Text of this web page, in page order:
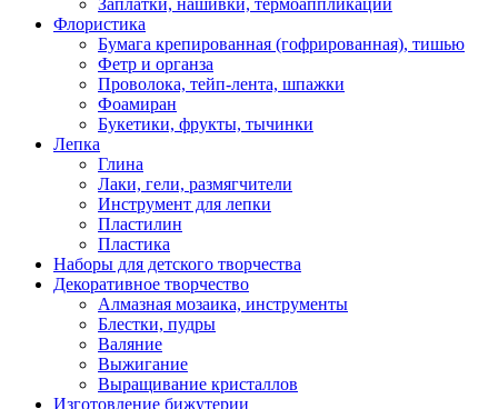
Флористика
Бумага крепированная (гофрированная), тишью
Фетр и органза
Проволока, тейп-лента, шпажки
Фоамиран
Букетики, фрукты, тычинки
Лепка
Глина
Лаки, гели, размягчители
Инструмент для лепки
Пластилин
Пластика
Наборы для детского творчества
Декоративное творчество
Алмазная мозаика, инструменты
Блестки, пудры
Валяние
Выжигание
Выращивание кристаллов
Изготовление бижутерии